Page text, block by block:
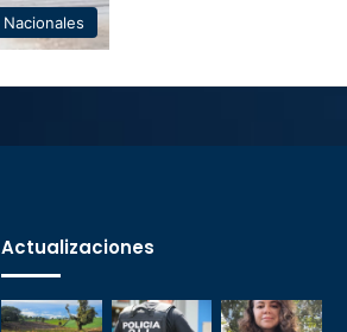
Nacionales
Actualizaciones